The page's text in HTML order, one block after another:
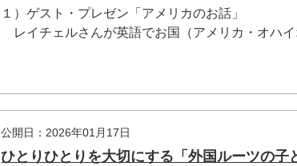
１）ゲスト・プレゼン「アメリカのお話」
レイチェルさんが英語でお国（アメリカ・オハイ
公開日：2026年01月17日
ひとりひとりを大切にする「外国ルーツの子